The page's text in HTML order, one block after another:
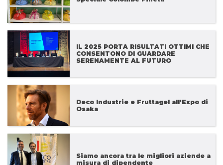
IL 2025 PORTA RISULTATI OTTIMI CHE
CONSENTONO DI GUARDARE
SERENAMENTE AL FUTURO
Deco Industrie e Fruttagel all'Expo di
Osaka
Siamo ancora tra le migliori aziende a
misura di dipendente